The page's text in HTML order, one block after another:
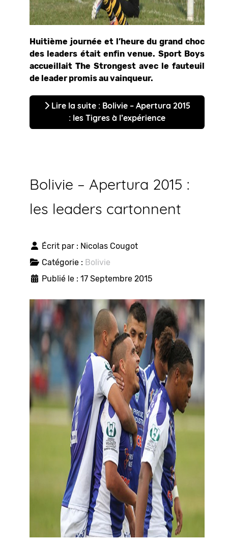
Huitième journée et l’heure du grand choc
des leaders était enfin venue. Sport Boys
accueillait The Strongest avec le fauteuil
de leader promis au vainqueur.
Lire la suite : Bolivie – Apertura 2015
: les Tigres à l’expérience
Bolivie – Apertura 2015 :
les leaders cartonnent
Écrit par : Nicolas Cougot
Catégorie : Bolivie
Publié le : 17 Septembre 2015